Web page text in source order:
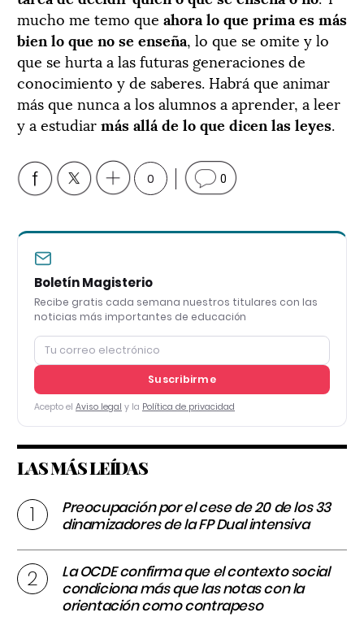
mucho me temo que ahora lo que prima es más
bien lo que no se enseña, lo que se omite y lo
que se hurta a las futuras generaciones de
conocimiento y de saberes. Habrá que animar
más que nunca a los alumnos a aprender, a leer
y a estudiarmás allá de lo que dicen las leyes.
0 0
Boletín Magisterio
Recibe gratis cada semana nuestros titulares con las
noticias más importantes de educación
Suscribirme
Acepto el Aviso legal y la Política de privacidad
LAS MÁS LEÍDAS
Preocupación por el cese de 20 de los 33
dinamizadores de la FP Dual intensiva
La OCDE confirma que el contexto social
condiciona más que las notas con la
orientación como contrapeso